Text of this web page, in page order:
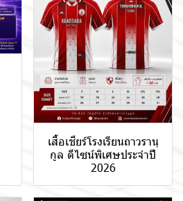
เสื้อเชียร์โรงเรียนถาวรานุ
กูล ดีไซน์พิเศษประจำปี
2026